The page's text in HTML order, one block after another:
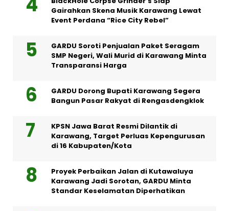
Gairahkan Skena Musik Karawang Lewat
Event Perdana “Rice City Rebel”
GARDU Soroti Penjualan Paket Seragam
SMP Negeri, Wali Murid di Karawang Minta
Transparansi Harga
GARDU Dorong Bupati Karawang Segera
Bangun Pasar Rakyat di Rengasdengklok
KPSN Jawa Barat Resmi Dilantik di
Karawang, Target Perluas Kepengurusan
di 16 Kabupaten/Kota
Proyek Perbaikan Jalan di Kutawaluya
Karawang Jadi Sorotan, GARDU Minta
Standar Keselamatan Diperhatikan